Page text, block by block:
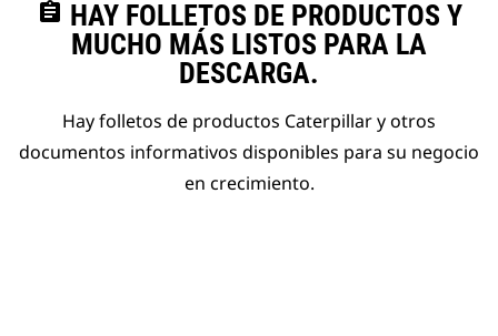
assignment HAY FOLLETOS DE PRODUCTOS Y
MUCHO MÁS LISTOS PARA LA
DESCARGA.
Hay folletos de productos Caterpillar y otros
documentos informativos disponibles para su negocio
en crecimiento.